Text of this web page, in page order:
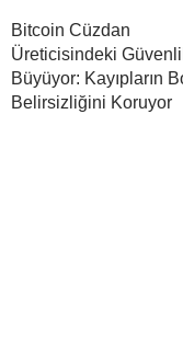
Bitcoin Cüzdan
Üreticisindeki
Büyüyor: Kayıpların
Belirsizliğini Koruyor